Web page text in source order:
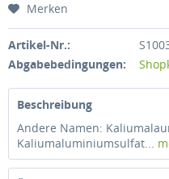
Merken
Artikel-Nr.:
Abgabebedingungen:
Beschreibung
Andere Namen:
Kaliumaluminiumsulfat...